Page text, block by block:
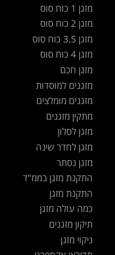
מזגן 1 כוח סוס
מזגן 2 כוח סוס
מזגן 3.5 כוח סוס
מזגן 4 כוח סוס
מזגן חכם
מזגנים למוסדות
מזגנים מומלצים
מתקין מזגנים
מזגן לסלון
מזגן לחדר שינה
מזגן נסתר
התקנת מזגן בממ"ד
התקנת מזגן
כמה עולה מזגן
תיקון מזגנים
ניקוי מזגן